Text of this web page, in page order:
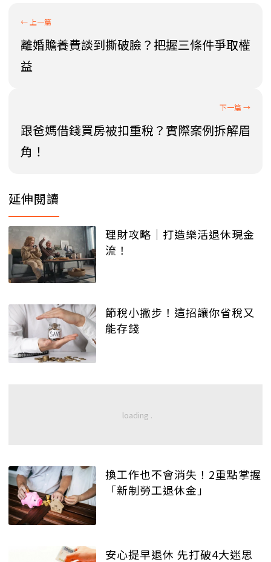
離婚贍養費談到撕破臉？把握三條件爭取權
益
跟爸媽借錢買房被扣重稅？實際案例拆解眉
角！
延伸閱讀
理財攻略｜打造樂活退休現金
流！
節稅小撇步！這招讓你省稅又
能存錢
換工作也不會消失！2重點掌握
「新制勞工退休金」
安心提早退休 先打破4大迷思